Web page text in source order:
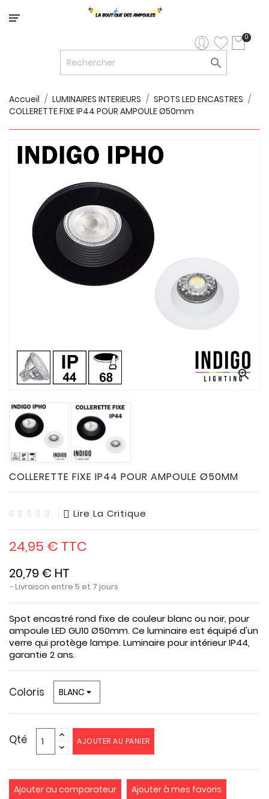
Catégorie
12V/24V
INTERIEURS
LUMINAIRES
AMPOULES
LUMINAIRES
CONNECTES
SODIUM
FLUO-
TUBES
FLUORESCENTS
HALOGENE
/
IODURE
0

Accueil LUMINAIRES INTERIEURS
SPOTS LED ENCASTRES
COLLERETTE FIXE IP44 POUR AMPOULE Ø50mm

COLLERETTE FIXE IP44 POUR AMPOULE Ø50MM
Lire La Critique
24,95 € TTC
20,79 € HT
Livraison entre 5 et 7 jours
Spot encastré rond fixe de couleur blanc ou noir, pour
ampoule LED GU10 Ø50mm. Ce luminaire est équipé d'un
verre qui protège lampe. Luminaire pour intérieur IP44,
garantie 2 ans.
Coloris
Qté AJOUTER AU PANIER
Ajouter au comparateur Ajouter à mes favoris